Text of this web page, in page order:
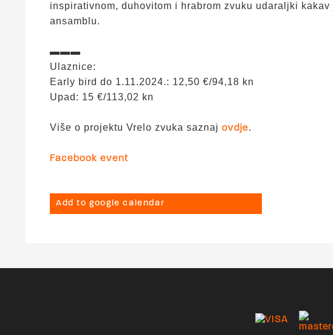
inspirativnom, duhovitom i hrabrom zvuku udaraljki
ansamblu.
▬▬▬
Ulaznice:
Early bird do 1.11.2024.: 12,50 €/94,18 kn
Upad: 15 €/113,02 kn
Više o projektu Vrelo zvuka saznaj ovdje.
Facebook event
Add to google calendar